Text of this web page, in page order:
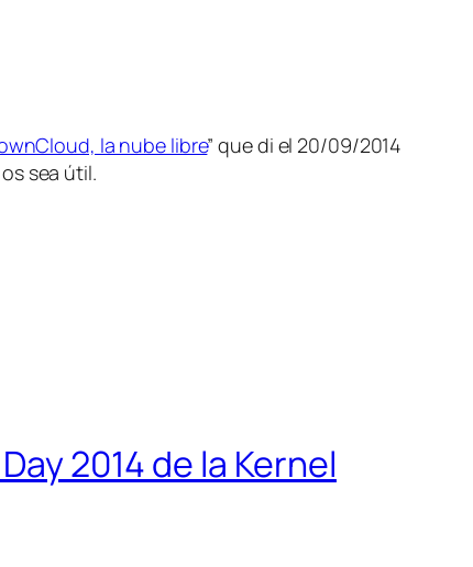
la nube libre” que di el 20/09/2014
sea útil.
2014 de la Kernel